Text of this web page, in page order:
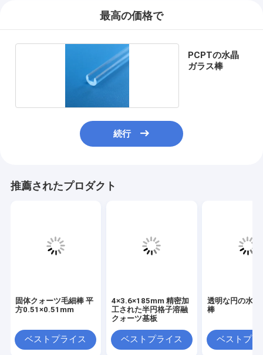
最高の価格で
PCPTの水晶
ガラス棒
続行
推薦されたプロダクト
固体クォーツ毛細棒 平
方0.51×0.51mm
ベストプライス
4×3.6×185mm 精密加
工された半円格子溶融
クォーツ基板
ベストプライス
透明な円の水晶
棒
ベストプラ